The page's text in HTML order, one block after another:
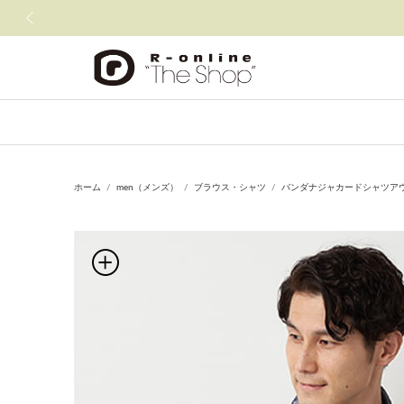
ホーム men（メンズ） ブラウス・シャツ バンダナジャカードシャツア